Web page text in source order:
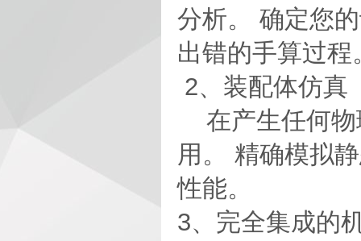
分析。 确定您
出错的手算过程
2、装配体仿真
在产生任何物
用。 精确模拟
性能。
3、完全集成的